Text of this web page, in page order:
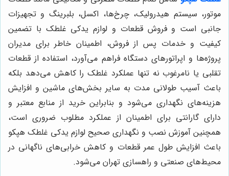
موتور، سیستم هیدرولیک، چرخ‌ها، اکسل، بلبرینگ و تجهیزات
جانبی است و فروش قطعات و لوازم یدکی غلطک با تضمین
کیفیت و خدمات پس از فروش، اطمینان خاطر برای مدیران
پروژه‌ها و اپراتورهای دستگاه فراهم می‌آورد، استفاده از قطعات
تقلبی یا نامرغوب نه تنها عملکرد غلطک را کاهش می‌دهد بلکه
باعث آسیب طولانی مدت به سایر بخش‌های ماشین و افزایش
هزینه‌های نگهداری می‌شود و بنابراین خرید از منابع معتبر و
دارای گارانتی برای اطمینان از عملکرد مطلوب ضروری است،
همچنین آموزش نصب و نگهداری صحیح لوازم یدکی غلطک هپکو
باعث افزایش طول عمر قطعات و کاهش خرابی‌های ناگهانی در
محیط‌های صنعتی و راهسازی تهران می‌شود.